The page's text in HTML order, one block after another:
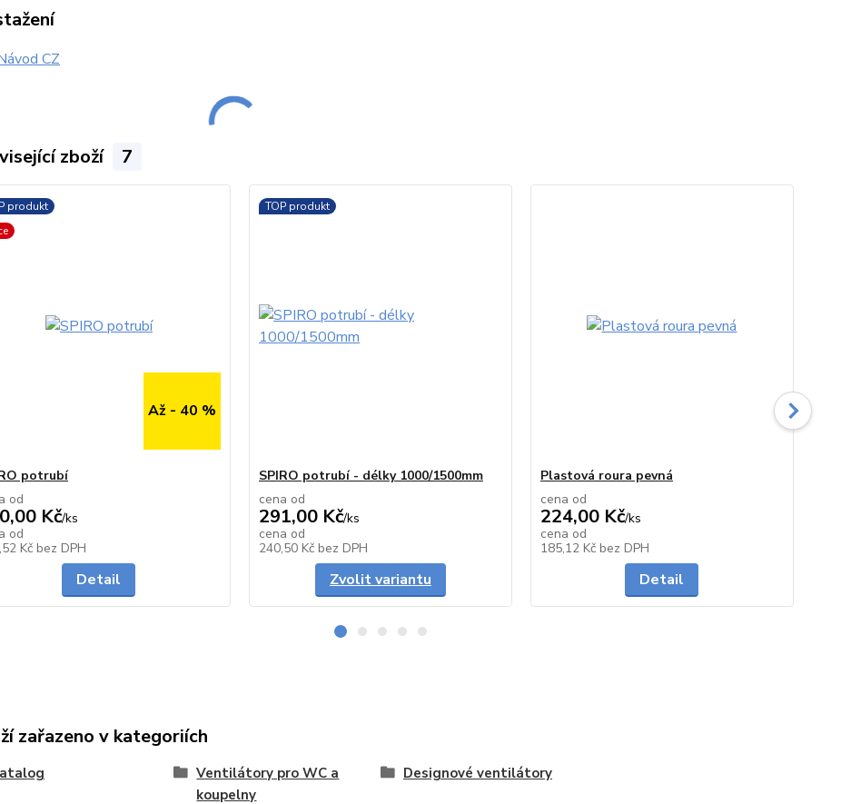
CZ
zboží 7
produkt
Až - 40 %
potrubí
od
Kč/ks
od
Kč bez DPH
Detail
TOP produkt
SPIRO potrubí - délky 1000/1500mm
cena od
291,00 Kč/ks
cena od
240,50 Kč bez DPH
Zvolit variantu
Plastová roura pevná
cena od
224,00 Kč/ks
cena od
185,12 Kč bez DPH
Detail
zařazeno v kategoriích
Ventilátory pro WC a
koupelny
Designové ventilátory